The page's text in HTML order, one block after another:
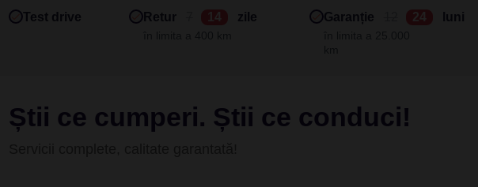
Test drive Retur 14 zile Garanție 24 luni
Știi ce cumperi. Știi ce conduci!